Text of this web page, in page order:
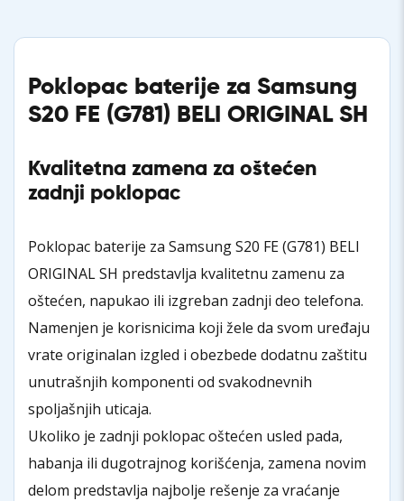
Poklopac baterije za Samsung
S20 FE (G781) BELI ORIGINAL SH
Kvalitetna zamena za oštećen
zadnji poklopac
Poklopac baterije za Samsung S20 FE (G781) BELI
ORIGINAL SH predstavlja kvalitetnu zamenu za
oštećen, napukao ili izgreban zadnji deo telefona.
Namenjen je korisnicima koji žele da svom uređaju
vrate originalan izgled i obezbede dodatnu zaštitu
unutrašnjih komponenti od svakodnevnih
spoljašnjih uticaja.
Ukoliko je zadnji poklopac oštećen usled pada,
habanja ili dugotrajnog korišćenja, zamena novim
delom predstavlja najbolje rešenje za vraćanje